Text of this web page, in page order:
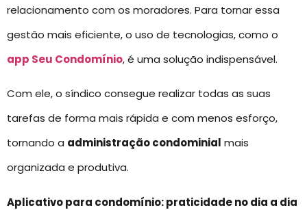
relacionamento com os moradores. Para tornar essa
gestão mais eficiente, o uso de tecnologias, como o
app Seu Condomínio, é uma solução indispensável.
Com ele, o síndico consegue realizar todas as suas
tarefas de forma mais rápida e com menos esforço,
tornando a administração condominial mais
organizada e produtiva.
Aplicativo para condomínio: praticidade no dia a dia